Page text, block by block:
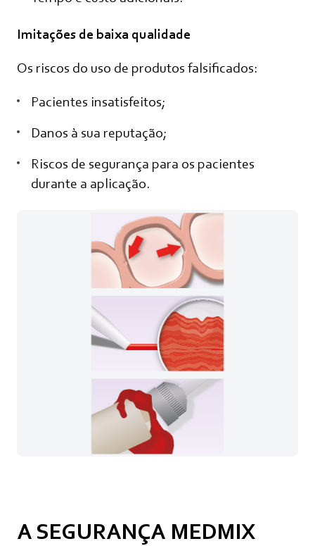
Imitações de baixa qualidade
Os riscos do uso de produtos falsificados:
Pacientes insatisfeitos;
Danos à sua reputação;
Riscos de segurança para os pacientes
durante a aplicação.
A SEGURANÇA MEDMIX